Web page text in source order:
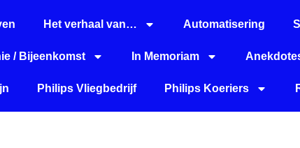
Het verhaal van… Automatisering
/ Bijeenkomst In Memoriam
Philips Vliegbedrijf Philips Koeriers